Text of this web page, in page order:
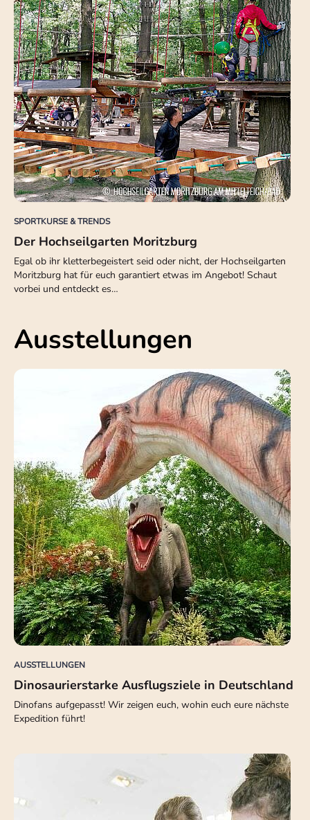
SPORTKURSE & TRENDS
Der Hochseilgarten Moritzburg
Egal ob ihr kletterbegeistert seid oder nicht, der Hochseilgarten
Moritzburg hat für euch garantiert etwas im Angebot! Schaut
vorbei und entdeckt es…
Ausstellungen
AUSSTELLUNGEN
Dinosaurierstarke Ausflugsziele in Deutschland
Dinofans aufgepasst! Wir zeigen euch, wohin euch eure nächste
Expedition führt!